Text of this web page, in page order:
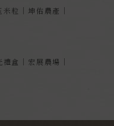
米粒｜坤佑農產｜
禮盒｜宏展農場｜